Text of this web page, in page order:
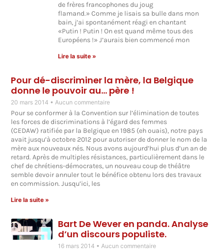
de frères francophones du joug
flamand.» Comme je lisais sa bulle dans mon
bain, j’ai spontanément réagi en chantant
«Putin ! Putin ! On est quand même tous des
Européens !» J’aurais bien commencé mon
Lire la suite »
Pour dé-discriminer la mère, la Belgique
donne le pouvoir au… père !
20 mars 2014 Aucun commentaire
Pour se conformer à la Convention sur l’élimination de toutes
les forces de discriminations à l’égard des femmes
(CEDAW) ratifiée par la Belgique en 1985 (eh ouais), notre pays
avait jusqu’à octobre 2012 pour autoriser de donner le nom de la
mère aux nouveaux nés. Nous avons aujourd’hui plus d’un an de
retard. Après de multiples résistances, particulièrement dans le
chef de chrétiens-démocrates, un nouveau coup de théâtre
semble devoir annuler tout le bénéfice obtenu lors des travaux
en commission. Jusqu’ici, les
Lire la suite »
Bart De Wever en panda. Analyse
d’un discours populiste.
16 mars 2014 Aucun commentaire